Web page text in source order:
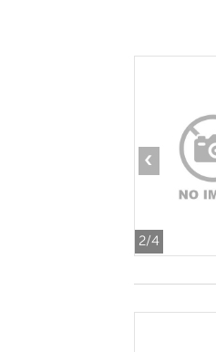
2/4
‹